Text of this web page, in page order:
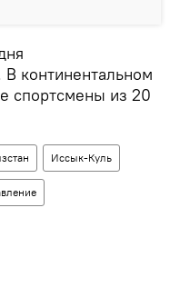
В континентальном
спортсмены из 20
Иссык-Куль